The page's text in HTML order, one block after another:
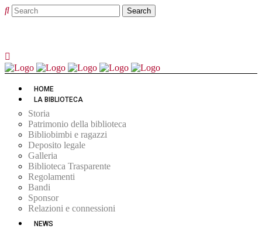
HOME
LA BIBLIOTECA
Storia
Patrimonio della biblioteca
Bibliobimbi e ragazzi
Deposito legale
Galleria
Biblioteca Trasparente
Regolamenti
Bandi
Sponsor
Relazioni e connessioni
NEWS